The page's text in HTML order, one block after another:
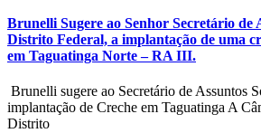
Brunelli Sugere ao Senhor Secretário de
Distrito Federal, a implantação de uma
em Taguatinga Norte – RA III.
Brunelli sugere ao Secretário de Assuntos
implantação de Creche em Taguatinga A
Distrito